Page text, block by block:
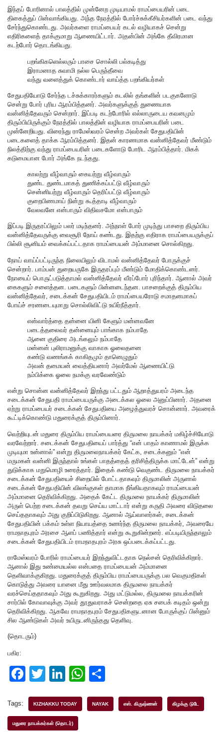
இந்தப் போரினால் பாலத்தில் முன்னேற முடியாமல் ராமப்பையரின் படை
திகைத்துப் பின்வாங்கியது. அந்த நேரத்தில் போர்ச்சுக்கீசியர்களின் படை வந்து
சேர்ந்துகொண்டது. அவர்களை ராமப்பையர் கடல் வழியாகச் சென்று
எதிரிகளைத் தாக்குமாறு ஆணையிட்டார். அதன்பின் அங்கே தீவிரமான
கடற்போர் தொடங்கியது.
பறங்கிகளெல்லரும் பாசை சொல்லி பல்கடித்து
இராமனாத சுவாமி நல்ல பெருந்தீவை
வந்து வளைத்துக் கொண்டார் வாய்த்த பறங்கியர்கள்
சேதுபதியோடு சேர்ந்த டச்சுக்காரர்களும் கடலில் தங்களின் படகுகளோடு
சென்று போர் புரிய ஆரம்பித்தனர். அவர்களுக்குத் துணையாக
வன்னித்தேவரும் சென்றார். இப்படி கடற்போரில் எல்லாருடைய கவனமும்
திரும்பியிருக்கும் நேரத்தில் பாலத்தின் வழியாக ராமப்பையரின் படை
முன்னேறியது. விரைந்து ராமேஸ்வரம் சென்ற அவர்கள் சேதுபதியின்
படைகளைத் தாக்க ஆரம்பித்தனர். இதன் காரணமாக வன்னித்தேவர் மீண்டும்
நிலத்திற்கு வந்து ராமப்பையரின் படைகளோடு போரிட ஆரம்பித்தார். மிகக்
கடுமையான போர் அங்கே நடந்தது.
காலற்று வீழ்வாரும் கையற்று வீழ்வாரும்
துண்ட துண்டமாகத் துணிக்கப்பட்டு வீழ்வாரும்
சென்னியற்று வீழ்வாரும் தெரிப்பட்டு வீழ்வாரும்
குறைபிணமாய் நின்று கூத்தாடி வீழ்வாரும்
வேலவனே என்பாரும் விதிவசமோ என்பாரும்
இப்படி இருதரப்பிலும் பலர் மடிந்தனர். அந்நாள் போர் முடிந்து பாசறை திரும்பிய
வன்னித்தேவருக்கு வைசூரி நோய் கண்டது. இதற்கு எதிராக ராமப்பையருக்குப்
பில்லி சூனியம் வைக்கப்பட்டதாக ராமப்பையன் அம்மானை சொல்கிறது.
நோய் வாய்ப்பட்டிருந்த நிலையிலும் விடாமல் வன்னித்தேவர் போருக்குச்
சென்றார். பாம்பன் துறையருகே இருதரப்பும் மீண்டும் மோதிக்கொண்டனர்.
நோயைப் பொருட்படுத்தாமல் வன்னித்தேவர் வீரப்போர் புரிந்தார். ஆனால் அவர்
கைகளும் சளைத்தன. படைகளும் பின்னடைந்தன. பாசறைக்குத் திரும்பிய
வன்னித்தேவர், சடைக்கன் சேதுபதியிடம் ராமப்பையரோடு சமாதனமாகப்
போய்ச் சரணடையுமாறு சொல்லிவிட்டு உயிர்நீத்தார்.
என்வார்த்தை தன்னை யினி கேளும் மன்னவனே
படைத்தலைவர் தன்னையும் பாங்காக நம்பாதே
ஆனை குதிரை அடங்கலும் நம்பாதே
மன்னன் புலிராமனுக்கு வாகாக ஓலைதனை
கண்டு வணங்கக் காகிதமும் தானெழுதும்
அவன் தமையன் வைத்தியனார் அவர்மேல் ஆணையிட்டு
நம்பிக்கை ஓலை நமக்கு வரவேண்டும்
என்று சொன்ன வன்னித்தேவர் இறந்து பட்டதும் ஆறாத்துயரம் அடைந்த
சடைக்கன் சேதுபதி ராமப்பையருக்கு அடைக்கல ஓலை அனுப்பினார். அதனை
ஏற்று ராமப்பையர் சடைக்கன் சேதுபதியை அழைத்துவரச் சொன்னார். அவரைக்
கூட்டிக்கொண்டு மதுரைக்குத் திரும்பினார்.
வெற்றியுடன் மதுரை திரும்பிய ராமப்பையரை திருமலை நாயக்கர் மகிழ்ச்சியோடு
வரவேற்றார். சடைக்கன் சேதுபதியைப் பார்த்து “என் பாதம் காணாமல் இருக்க
முடியுமா உன்னால்” என்று திருமலைநாயக்கர் கேட்க, சடைக்கனும் “என்
மருமகன் வன்னி இருந்தால் உங்கள் பாதத்தைத் தரிசித்திருக்க மாட்டேன்” என்று
துடுக்காக மறுமொழி உரைத்தார். இதைக் கண்டு வெகுண்ட திருமலை நாயக்கர்
சடைக்கன் சேதுபதியைச் சிறையில் போட்டதாகவும் திருமாலின் அருளால்
சடைக்கன் சேதுபதியின் விலங்குகள் தாமாக நீங்கியதாகவும் ராமப்பையன்
அம்மானை தெரிவிக்கிறது. அதைக் கேட்ட திருமலை நாயக்கர் திருமாலின்
அருள் பெற்ற சடைக்கன் தவறு செய்ய மாட்டார் என்று கருதி அவரை விடுதலை
செய்ததாகவும் அது குறிப்பிடுகிறது. ஆனால் ஆய்வாளர்கள், சடைக்கன்
சேதுபதியின் பக்கம் உள்ள நியாயத்தை உணர்ந்த திருமலை நாயக்கர், அவரையே
ராமநாதபுரம் அரசை ஆளப் பணித்தார் என்று கூறுகின்றனர். எப்படியிருந்தாலும்
சடைக்கன் சேதுபதியிடம் ராமநாதபுரம் அரசு ஒப்படைக்கப்பட்டது.
ராமேஸ்வரம் போரில் ராமப்பையர் இறந்துவிட்டதாக நெல்சன் தெரிவிக்கிறார்.
ஆனால் இது உண்மையல்ல என்பதை ராமப்பையன் அம்மானை
தெளிவாக்குகிறது. மதுரைக்குத் திரும்பிய ராமப்பையருக்கு பல வெகுமதிகள்
கொடுத்து அவரை யானை மீது ஊர்வலமாக திருமலை நாயக்கர்
வரச்செய்ததாகவும் அது கூறுகிறது. அது மட்டுமல்ல, திருமலை நாயக்கரின்
சார்பில் கோவாவுக்கு அவர் தூதுவராகச் சென்றதை ஏசு சபைக் கடிதம் ஒன்று
தெரிவிக்கிறது. ஆகவே ராமநாதபுரம் சேதுபதிகளுடனான போருக்குப் பின்னும்
சில ஆண்டுகள் அவர் உயிருடனிருந்தது தெளிவு.
(தொடரும்)
பகிர:
F
c
e
T
tt
er
Li
k
e
W
at ar
Tags: KIZHAKKU TODAY NAYAK எஸ். கிருஷ்ணன் கிழக்கு டுடே
மதுரை நாயக்கர்கள் (தொடர்)